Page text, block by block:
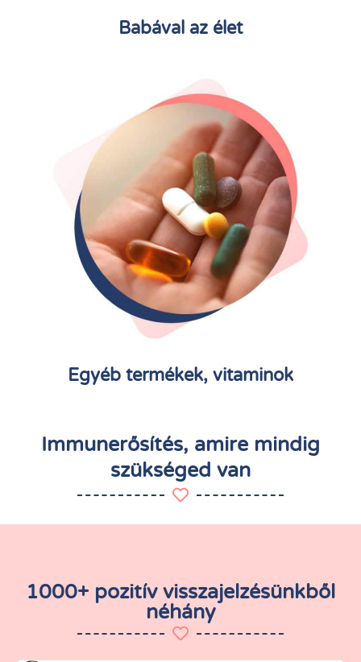
Babával az élet
Egyéb termékek, vitaminok
Immunerősítés, amire mindig
szükséged van
1000+ pozitív visszajelzésünkből
néhány